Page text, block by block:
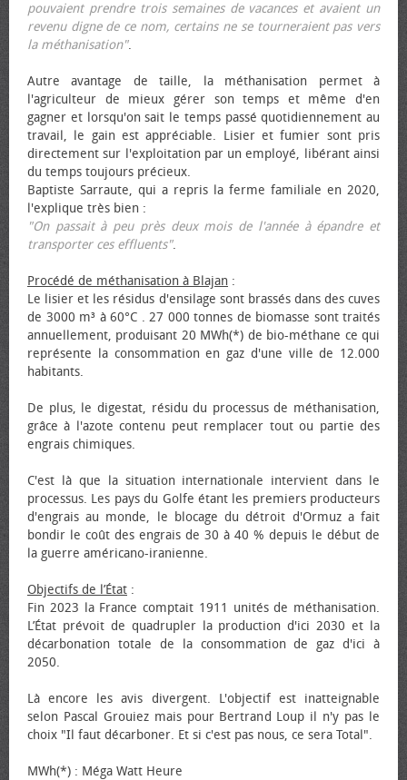
pouvaient prendre trois semaines de vacances et avaient un
revenu digne de ce nom, certains ne se tourneraient pas vers
la méthanisation".
Autre avantage de taille, la méthanisation permet à
l'agriculteur de mieux gérer son temps et même d'en
gagner et lorsqu'on sait le temps passé quotidiennement au
travail, le gain est appréciable. Lisier et fumier sont pris
directement sur l'exploitation par un employé, libérant ainsi
du temps toujours précieux.
Baptiste Sarraute, qui a repris la ferme familiale en 2020,
l'explique très bien :
"On passait à peu près deux mois de l'année à épandre et
transporter ces effluents".
Procédé de méthanisation à Blajan :
Le lisier et les résidus d'ensilage sont brassés dans des cuves
de 3000 m³ à 60°C . 27 000 tonnes de biomasse sont traités
annuellement, produisant 20 MWh(*) de bio-méthane ce qui
représente la consommation en gaz d'une ville de 12.000
habitants.
De plus, le digestat, résidu du processus de méthanisation,
grâce à l'azote contenu peut remplacer tout ou partie des
engrais chimiques.
C'est là que la situation internationale intervient dans le
processus. Les pays du Golfe étant les premiers producteurs
d'engrais au monde, le blocage du détroit d'Ormuz a fait
bondir le coût des engrais de 30 à 40 % depuis le début de
la guerre américano-iranienne.
Objectifs de l’État :
Fin 2023 la France comptait 1911 unités de méthanisation.
L’État prévoit de quadrupler la production d'ici 2030 et la
décarbonation totale de la consommation de gaz d'ici à
2050.
Là encore les avis divergent. L'objectif est inatteignable
selon Pascal Grouiez mais pour Bertrand Loup il n'y pas le
choix "Il faut décarboner. Et si c'est pas nous, ce sera Total".
MWh(*) : Méga Watt Heure